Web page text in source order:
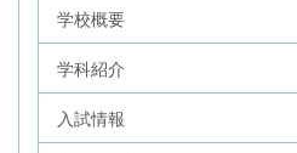
学校概要
学科紹介
入試情報